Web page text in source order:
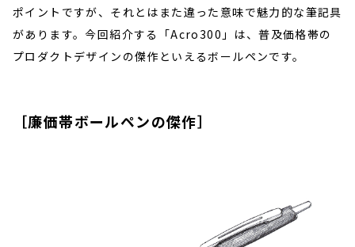
ポイントですが、それとはまた違った意味で魅力的な筆記具
があります。今回紹介する「Acro300」は、普及価格帯の
プロダクトデザインの傑作といえるボールペンです。
［廉価帯ボールペンの傑作］